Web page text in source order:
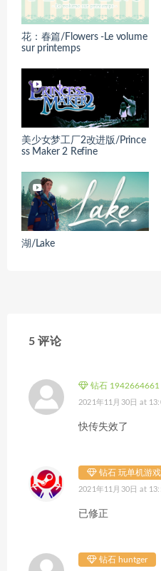
花：春篇/Flowers -Le volume
sur printemps
美少女梦工厂2改进版/Prince
ss Maker 2 Refine
湖/Lake
5 评论
钻石 1942664661
2021年11月30日 at
快传失效了
钻石 玩单机游
2021年11月30日 at
已修正
钻石 huntger